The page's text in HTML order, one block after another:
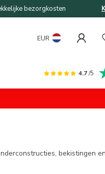
bezorgkosten
EUR
4.7/5
bekistingen en